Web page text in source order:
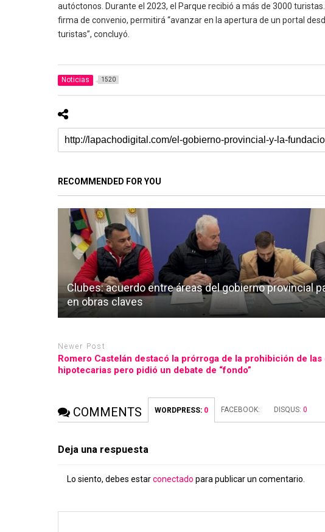
autóctonos. Durante el 2023, el Parque recibió a más de 3000
firma de convenio, permitirá “avanzar en la apertura de un portal
turistas”, concluyó.
Noticias 1520
RECOMMENDED FOR YOU
Clubes: acuerdo entre áreas del gobierno provincial
en obras claves
Newer Post
Romero Castelán destacó la prórroga de la prohibición de
hipotecarias pero pidió un debate de “fondo”
COMMENTS WORDPRESS: 0 FACEBOOK: DISQUS:0
Deja una respuesta
Lo siento, debes estarconectado para publicar un comentario.